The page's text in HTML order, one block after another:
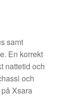
samt
En korrekt
nattetid och
och
Xsara